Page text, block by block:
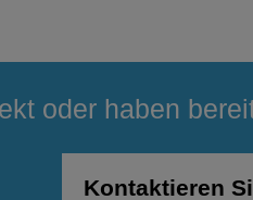
oder haben
Kontaktieren